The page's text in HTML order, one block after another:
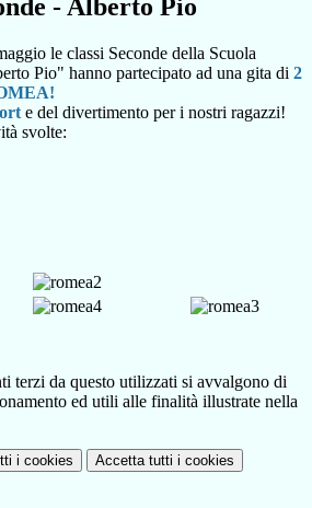
- Alberto Pio
le classi Seconde della Scuola
Pio" hanno partecipato ad una gita di 2
e del divertimento per i nostri ragazzi!
svolte:
terzi da questo utilizzati si avvalgono di
ed utili alle finalità illustrate nella
i cookies Accetta tutti i cookies